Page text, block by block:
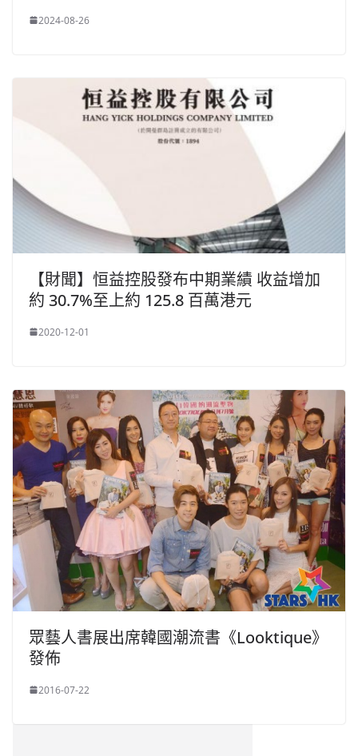
2024-08-26
【財聞】恒益控股發布中期業績 收益增加
約 30.7%至上約 125.8 百萬港元
2020-12-01
眾藝人書展出席韓國潮流書《Looktique》
發佈
2016-07-22